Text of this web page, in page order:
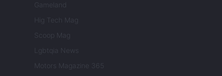
Gameland
Hig Tech Mag
Scoop Mag
Lgbtqia News
Motors Magazine 365